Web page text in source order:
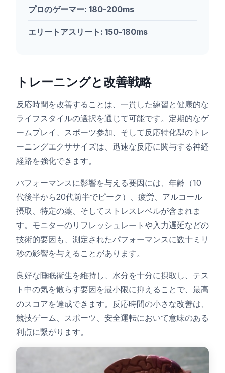
プロのゲーマー: 180-200ms
エリートアスリート: 150-180ms
トレーニングと改善戦略
反応時間を改善することは、一貫した練習と健康的な
ライフスタイルの選択を通じて可能です。定期的なゲ
ームプレイ、スポーツ参加、そして反応特化型のトレ
ーニングエクササイズは、迅速な反応に関与する神経
経路を強化できます。
パフォーマンスに影響を与える要因には、年齢（10
代後半から20代前半でピーク）、疲労、アルコール
摂取、特定の薬、そしてストレスレベルが含まれま
す。モニターのリフレッシュレートや入力遅延などの
技術的要因も、測定されたパフォーマンスに数十ミリ
秒の影響を与えることがあります。
良好な睡眠衛生を維持し、水分を十分に摂取し、テス
ト中の気を散らす要因を最小限に抑えることで、最高
のスコアを達成できます。反応時間の小さな改善は、
競技ゲーム、スポーツ、安全運転において意味のある
利点に繋がります。